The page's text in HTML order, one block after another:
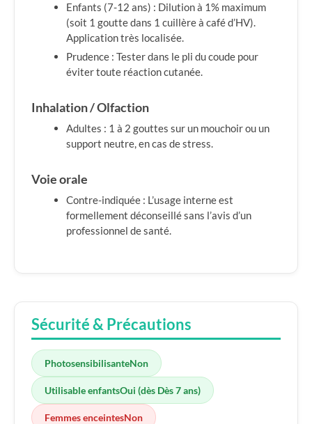
Enfants (7-12 ans) : Dilution à 1% maximum
(soit 1 goutte dans 1 cuillère à café d’HV).
Application très localisée.
Prudence : Tester dans le pli du coude pour
éviter toute réaction cutanée.
Inhalation / Olfaction
Adultes : 1 à 2 gouttes sur un mouchoir ou un
support neutre, en cas de stress.
Voie orale
Contre-indiquée : L’usage interne est
formellement déconseillé sans l’avis d’un
professionnel de santé.
Sécurité & Précautions
PhotosensibilisanteNon
Utilisable enfantsOui (dès Dès 7 ans)
Femmes enceintesNon